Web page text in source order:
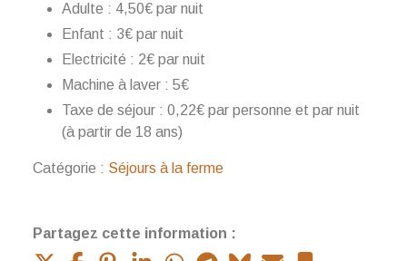
Adulte : 4,50€ par nuit
Enfant : 3€ par nuit
Electricité : 2€ par nuit
Machine à laver : 5€
Taxe de séjour : 0,22€ par personne et par nuit
(à partir de 18 ans)
Catégorie : Séjours à la ferme
Partagez cette information :